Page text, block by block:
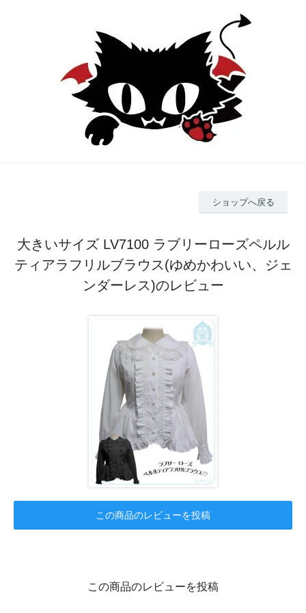
ショップへ戻る
大きいサイズ LV7100 ラブリーローズペルル
ティアラフリルブラウス(ゆめかわいい、ジェ
ンダーレス)のレビュー
この商品のレビューを投稿
この商品のレビューを投稿